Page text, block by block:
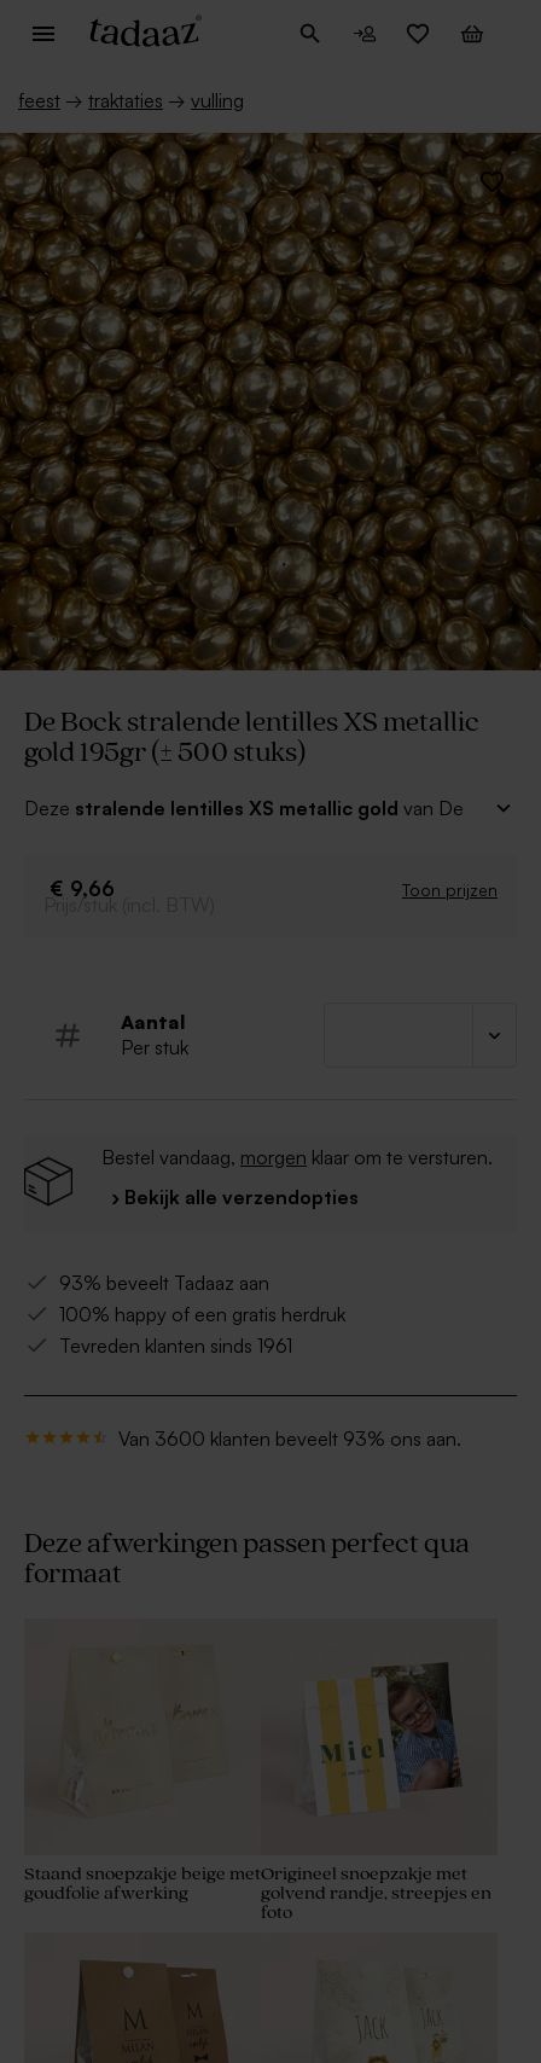
feest → traktaties → vulling
De Bock stralende lentilles XS metallic
gold 195gr (± 500 stuks)
Deze stralende lentilles XS metallic gold van De
feest voor je gasten! In combinatie met bijpassende
Kleur: metallic gold
195gr verpakt in een doos
Halal
€ 9,66 Toon prijzen
Prijs/stuk (incl. BTW)
Aantal
Per stuk
Bestel vandaag, morgen klaar om te versturen.
› Bekijk alle verzendopties
93% beveelt Tadaaz aan
100% happy of een gratis herdruk
Tevreden klanten sinds 1961
Van 3600 klanten beveelt 93% ons aan.
Deze afwerkingen passen perfect qua
formaat
Staand snoepzakje beige met
goudfolie afwerking
Origineel snoepzakje met
golvend randje, streepjes en
foto